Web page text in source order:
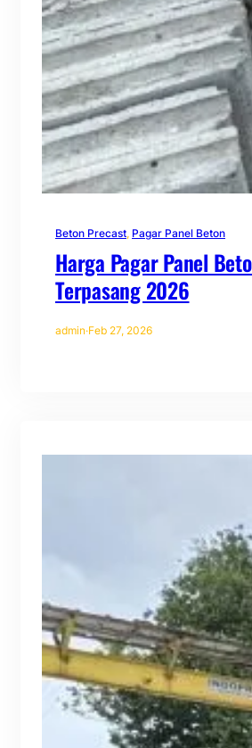
Beton Precast, Pagar Panel Beton
Harga Pagar Panel
Terpasang 2026
admin·Feb 27, 2026